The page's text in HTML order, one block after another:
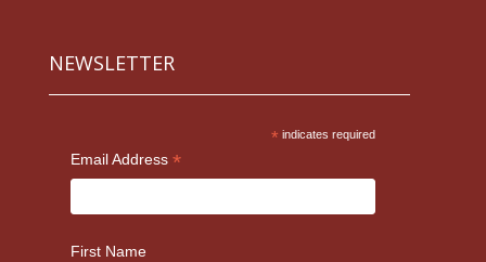
NEWSLETTER
* indicates required
Email Address *
First Name